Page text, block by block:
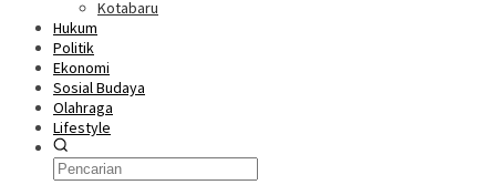
Kotabaru
Hukum
Politik
Ekonomi
Sosial Budaya
Olahraga
Lifestyle